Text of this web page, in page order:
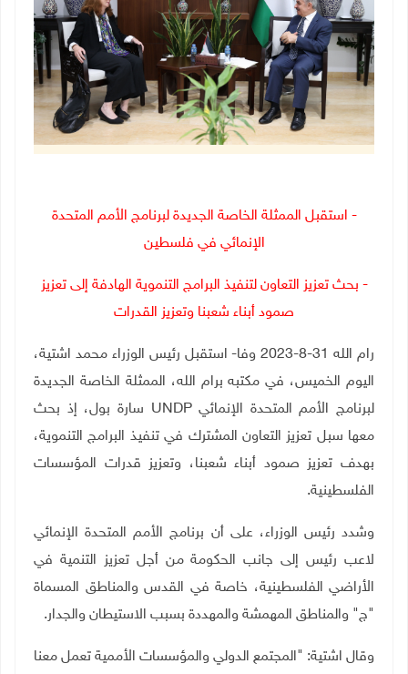
- استقبل الممثلة الخاصة الجديدة لبرنامج الأمم المتحدة
الإنمائي في فلسطين
- بحث تعزيز التعاون لتنفيذ البرامج التنموية الهادفة إلى تعزيز
صمود أبناء شعبنا وتعزيز القدرات
رام الله 31-8-2023 وفا- استقبل رئيس الوزراء محمد اشتية،
اليوم الخميس، في مكتبه برام الله، الممثلة الخاصة الجديدة
لبرنامج الأمم المتحدة الإنمائيUNDP سارة بول، إذ بحث
معها سبل تعزيز التعاون المشترك في تنفيذ البرامج التنموية،
بهدف تعزيز صمود أبناء شعبنا، وتعزيز قدرات المؤسسات
الفلسطينية.
وشدد رئيس الوزراء، على أن برنامج الأمم المتحدة الإنمائي
لاعب رئيس إلى جانب الحكومة من أجل تعزيز التنمية في
الأراضي الفلسطينية، خاصة في القدس والمناطق المسماة
"ج" والمناطق المهمشة والمهددة بسبب الاستيطان والجدار.
وقال اشتية: "المجتمع الدولي والمؤسسات الأممية تعمل معنا